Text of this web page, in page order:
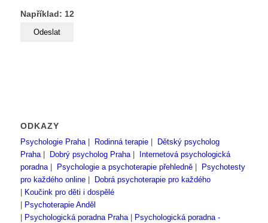
Například: 12
ODKAZY
Psychologie Praha| Rodinná terapie|
Dětský psycholog
Praha| Dobrý psycholog Praha|
Internetová psychologická
poradna| Psychologie a psychoterapie přehledně|
Psychotesty
pro každého online|
Dobrá psychoterapie pro každého
Koučink pro děti i dospělé
Psychoterapie Anděl
Psychologická poradna Praha|
Psychologická poradna -